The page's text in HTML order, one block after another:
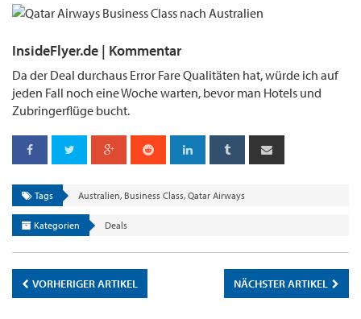
InsideFlyer.de | Kommentar
Da der Deal durchaus Error Fare Qualitäten hat, würde ich auf
jeden Fall noch eine Woche warten, bevor man Hotels und
Zubringerflüge bucht.
Tags Australien, Business Class, Qatar Airways
Kategorien Deals
VORHERIGER ARTIKEL NÄCHSTER ARTIKEL